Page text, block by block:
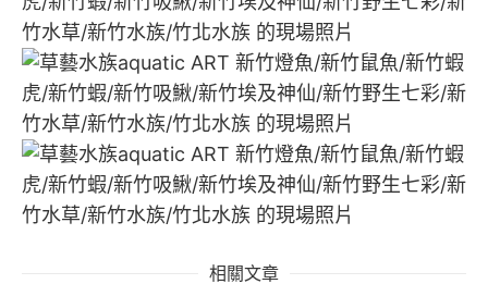
相關文章